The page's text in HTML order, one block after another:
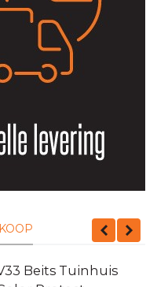
Beits Tuinhuis